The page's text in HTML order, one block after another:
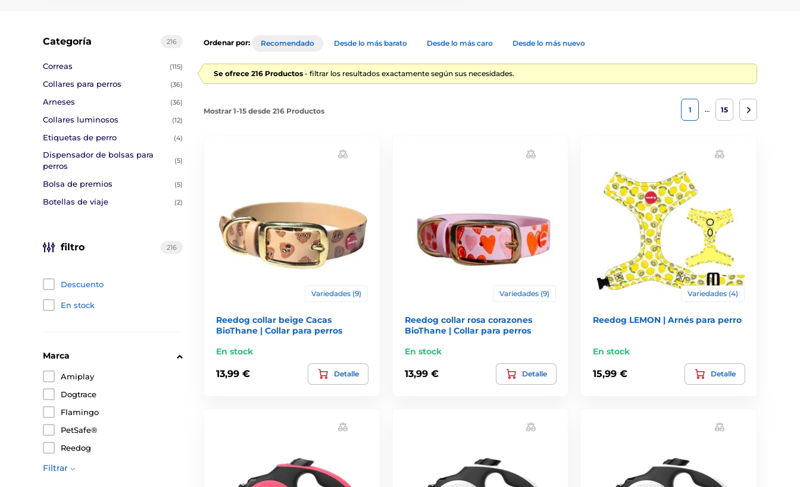
216
Categoría
Correas (115)
Collares para perros (36)
Arneses (36)
Collares luminosos (12)
Etiquetas de perro (4)
Dispensador de bolsas para
perros
(5)
Bolsa de premios (5)
Botellas de viaje (2)
filtro 216
Descuento
En stock
Marca
Amiplay
Dogtrace
Flamingo
PetSafe®
Reedog
Filtrar
Ordenar por: Recomendado Desde lo más barato Desde lo más caro Desde lo más nuevo
Se ofrece 216 Productos - filtrar los resultados exactamente según sus necesidades.
Mostrar 1-15 desde 216 Productos 1 … 15
Variedades (9)
Reedog collar beige Cacas
BioThane | Collar para perros
En stock
13,99 € Detalle
Variedades (9)
Reedog collar rosa corazones
BioThane | Collar para perros
En stock
13,99 € Detalle
Variedades (4)
Reedog LEMON | Arnés para perro
En stock
15,99 € Detalle